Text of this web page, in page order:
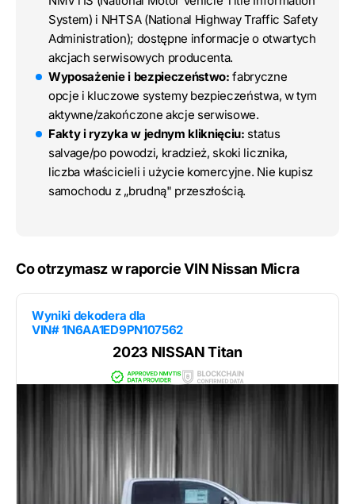
System) i NHTSA (National Highway Traffic Safety
Administration); dostępne informacje o otwartych
akcjach serwisowych producenta.
Wyposażenie i bezpieczeństwo: fabryczne
opcje i kluczowe systemy bezpieczeństwa, w tym
aktywne/zakończone akcje serwisowe.
Fakty i ryzyka w jednym kliknięciu: status
salvage/po powodzi, kradzież, skoki licznika,
liczba właścicieli i użycie komercyjne. Nie kupisz
samochodu z „brudną" przeszłością.
Co otrzymasz w raporcie VIN Nissan Micra
Wyniki dekodera dla
VIN# 1N6AA1ED9PN107562
2023 NISSAN Titan